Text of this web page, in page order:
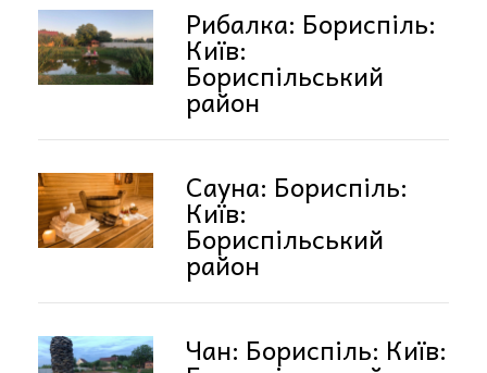
Рибалка: Бориспіль:
Київ:
Бориспільський
район
Сауна: Бориспіль:
Київ:
Бориспільський
район
Чан: Бориспіль: Київ: